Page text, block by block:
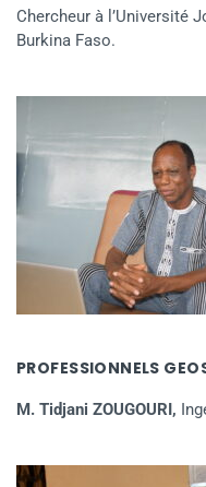
Chercheur à l’Université
Burkina Faso.
PROFESSIONNELS
M. Tidjani ZOUGOURI,